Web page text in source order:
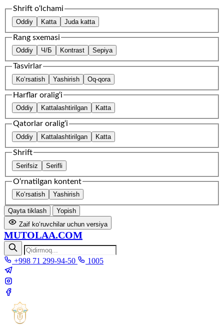
Shrift o‘lchami
Oddiy Katta Juda katta
Rang sxemasi
Oddiy Ч/Б Kontrast Sepiya
Tasvirlar
Ko‘rsatish Yashirish Oq-qora
Harflar oralig‘i
Oddiy Kattalashtirilgan Katta
Qatorlar oralig‘i
Oddiy Kattalashtirilgan Katta
Shrift
Serifsiz Serifli
O‘rnatilgan kontent
Ko‘rsatish Yashirish
Qayta tiklash
Yopish
Zaif ko‘ruvchilar uchun versiya
MUTOLAA.COM
+998 71 299-94-50 1005